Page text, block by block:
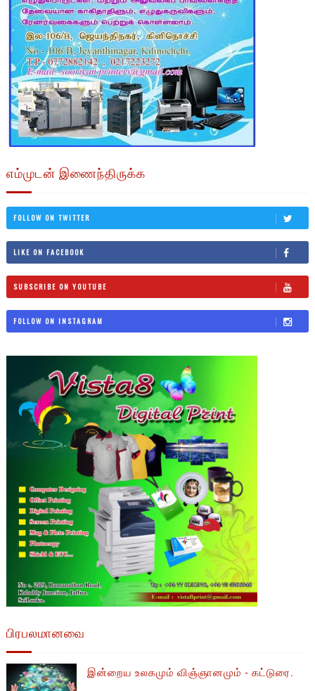
எம்முடன் இணைந்திருக்க
FOLLOW ON TWITTER
LIKE ON FACEBOOK
SUBSCRIBE ON YOUTUBE
FOLLOW ON INSTAGRAM
பிரபலமானவை
இன்றைய உலகமும் விஞ்ஞானமும் - கட்டுரை.